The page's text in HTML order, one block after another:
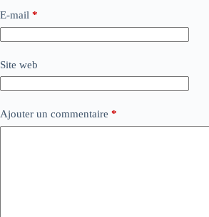
E-mail *
Site web
Ajouter un commentaire *